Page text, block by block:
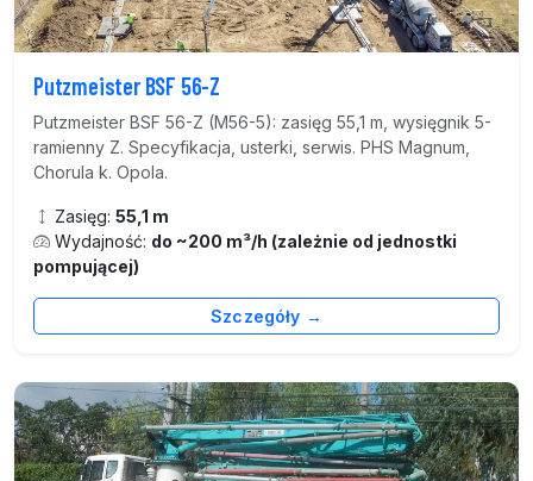
Putzmeister BSF 56-Z
Putzmeister BSF 56-Z (M56-5): zasięg 55,1 m, wysięgnik 5-
ramienny Z. Specyfikacja, usterki, serwis. PHS Magnum,
Chorula k. Opola.
Zasięg: 55,1 m
Wydajność: do ~200 m³/h (zależnie od jednostki
pompującej)
Szczegóły →